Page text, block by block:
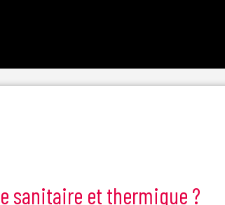
sanitaire et thermique ?